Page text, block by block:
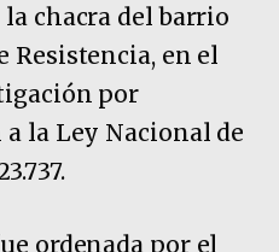
chacra del barrio
Resistencia, en el
por
la Ley Nacional de
ordenada por el